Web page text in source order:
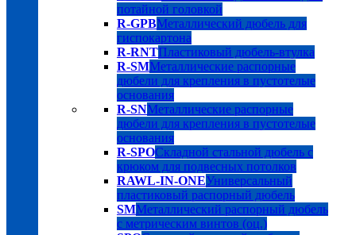
потайной головкой
R-GPBМеталлический дюбель для
гиспокартона
R-RNTПластиковый дюбель-втулка
R-SMМеталлические распорные
дюбели для крепления в пустотелые
основания
R-SNМеталлические распорные
дюбели для крепления в пустотелые
основания
R-SPOСкладной стальной дюбель с
крюком для подвесных потолков
RAWL-IN-ONEУниверсальный
пластиковый распорный дюбель
SMМеталлический распорный дюбель
с метрическим винтов (оц.)